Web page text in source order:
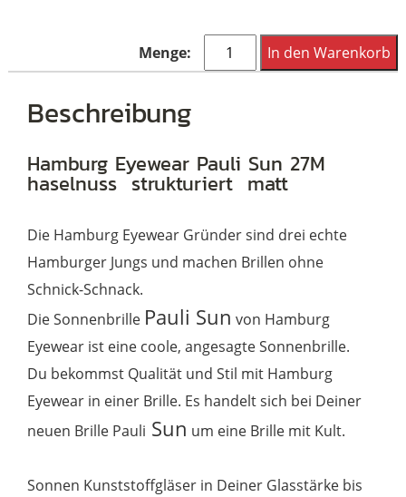
Hamburg
Eyewear
27M
Menge
In den Warenkorb
Beschreibung
Hamburg Eyewear Pauli Sun 27M
haselnuss strukturiert matt
Die Hamburg Eyewear Gründer sind drei echte
Hamburger Jungs und machen Brillen ohne
Schnick-Schnack.
Die Sonnenbrille Pauli Sun von Hamburg
Eyewear ist eine coole, angesagte Sonnenbrille.
Du bekommst Qualität und Stil mit Hamburg
Eyewear in einer Brille. Es handelt sich bei Deiner
neuen Brille Pauli Sun um eine Brille mit Kult.
Sonnen Kunststoffgläser in Deiner Glasstärke bis